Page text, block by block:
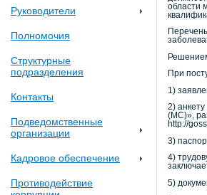
Руководители
Полномочия
Структурные
подразделения
Контакты
Подведомственные
организации
Кадровое обеспечение
Противодействие
области
При
1)
2)
(МС)»,
http://
3)
4)
5)